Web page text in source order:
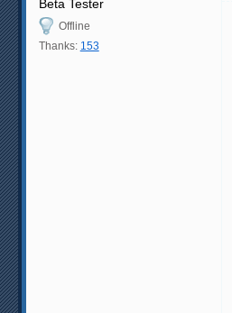
Beta Tester
Offline
Thanks: 153